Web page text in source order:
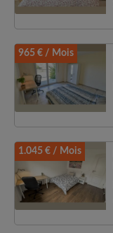
965 € / Mois
1.045 € / Mois